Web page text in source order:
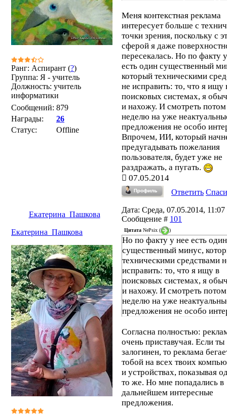
Ранг: Аспирант (?)
Группа: Я - учитель
Должность: учитель
информатики
Сообщений: 879
Награды:
26
Статус:
Offline
Меня контекстная реклама
интересует больше с
точки зрения, поскольку с
сферой я даже
пересекалась. Но по факту
есть один существенный
который техническими
не исправить: то, что я ищу
поисковых системах, я
и нахожу. И смотреть потом
неделю на уже
предложения не особо
Впрочем, ИИ, который
предугадывать пожелания
пользователя, будет уже не
раздражать, а пугать.
07.05.2014
Ответить
Екатерина_Пашкова
Дата: Среда, 07.05.2014, 11:07
Сообщение # 101
Екатерина_Пашкова
Цитата NePsix ( )
Но по факту у нее есть один
существенный минус,
техническими средствами
исправить: то, что я ищу в
поисковых системах, я
и нахожу. И смотреть потом
неделю на уже
предложения не особо
Согласна полностью:
очень приставучая. Если ты
залогинен, то реклама
тобой на всех твоих
и устройствах, показывая
то же. Но мне попадались в
дальнейшем интересные
предложения.